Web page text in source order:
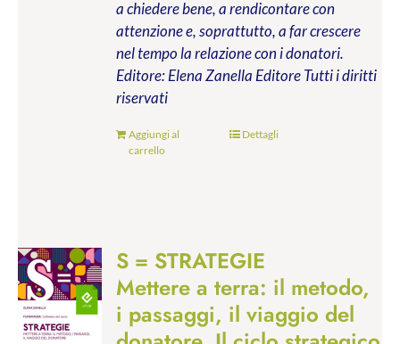
a chiedere bene, a rendicontare con
attenzione e, soprattutto, a far crescere
nel tempo la relazione con i donatori.
Editore: Elena Zanella EditoreTutti i diritti
riservati
Aggiungi al
carrello
Dettagli
S = STRATEGIE
Mettere a terra: il metodo,
i passaggi, il viaggio del